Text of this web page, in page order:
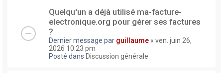
Quelqu'un a déjà utilisé ma-facture-
electronique.org pour gérer ses factures
?
Dernier message par guillaume « ven. juin 26,
2026 10:23 pm
Posté dans Discussion générale